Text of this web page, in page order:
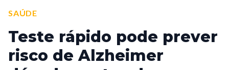
SAÚDE
Teste rápido pode prever
risco de Alzheimer